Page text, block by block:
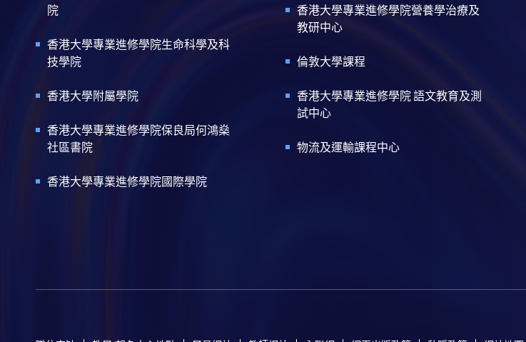
院
香港大學專業進修學院生命科學及科
技學院
香港大學附屬學院
香港大學專業進修學院保良局何鴻燊
社區書院
香港大學專業進修學院國際學院
香港大學專業進修學院營養學治療及
教研中心
倫敦大學課程
香港大學專業進修學院 語文教育及測
試中心
物流及運輸課程中心